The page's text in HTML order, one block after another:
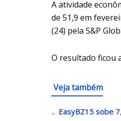
A atividade
de 51,9 em
(24) pela S&P
O resultado ficou
Veja também
EasyBZ15 sobe